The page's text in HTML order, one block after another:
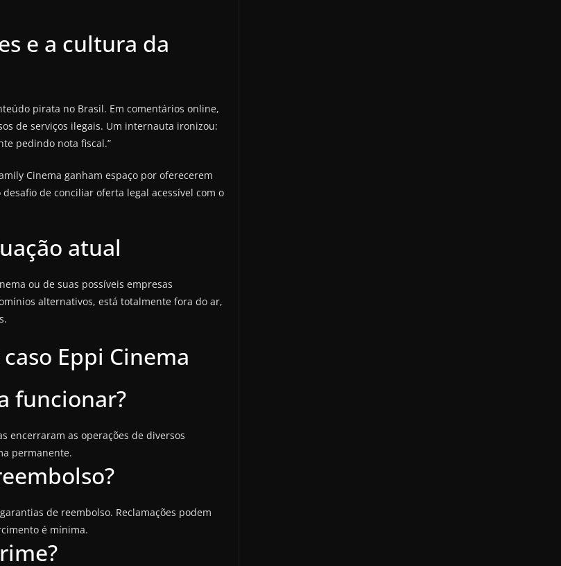
e a cultura da
pirata no Brasil. Em comentários online,
de serviços ilegais. Um internauta ironizou:
pedindo nota fiscal.”
Cinema ganham espaço por oferecerem
de conciliar oferta legal acessível com o
atual
ou de suas possíveis empresas
alternativos, está totalmente fora do ar,
Eppi Cinema
funcionar?
encerraram as operações de diversos
permanente.
de reembolso. Reclamações podem
é mínima.